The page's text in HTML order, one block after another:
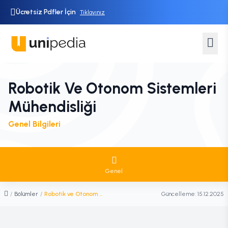
Ücretsiz Pdfler İçin Tıklayınız
Robotik Ve Otonom Sistemleri
Mühendisliği
Genel Bilgileri
Genel
/ Bölümler / Robotik ve Otonom Sistemleri Mühendisliği Güncelleme: 15.12.2025